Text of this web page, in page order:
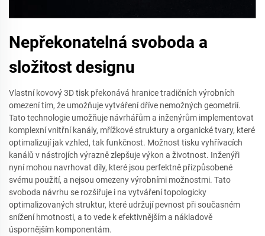
Nepřekonatelná svoboda a
složitost designu
Vlastní kovový 3D tisk překonává hranice tradičních výrobních
omezení tím, že umožňuje vytváření dříve nemožných geometrií.
Tato technologie umožňuje návrhářům a inženýrům implementovat
komplexní vnitřní kanály, mřížkové struktury a organické tvary, které
optimalizují jak vzhled, tak funkčnost. Možnost tisku vyhřívacích
kanálů v nástrojích výrazně zlepšuje výkon a životnost. Inženýři
nyní mohou navrhovat díly, které jsou perfektně přizpůsobené
svému použití, a nejsou omezeny výrobními možnostmi. Tato
svoboda návrhu se rozšiřuje i na vytváření topologicky
optimalizovaných struktur, které udržují pevnost při současném
snížení hmotnosti, a to vede k efektivnějším a nákladově
úspornějším komponentám.